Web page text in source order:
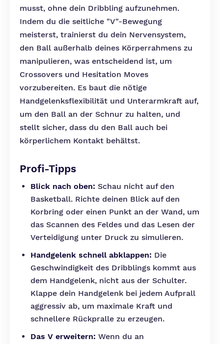
musst, ohne dein Dribbling aufzunehmen.
Indem du die seitliche "V"-Bewegung
meisterst, trainierst du dein Nervensystem,
den Ball außerhalb deines Körperrahmens zu
manipulieren, was entscheidend ist, um
Crossovers und Hesitation Moves
vorzubereiten. Es baut die nötige
Handgelenksflexibilität und Unterarmkraft auf,
um den Ball an der Schnur zu halten, und
stellt sicher, dass du den Ball auch bei
körperlichem Kontakt behältst.
Profi-Tipps
Blick nach oben: Schau nicht auf den
Basketball. Richte deinen Blick auf den
Korbring oder einen Punkt an der Wand, um
das Scannen des Feldes und das Lesen der
Verteidigung unter Druck zu simulieren.
Handgelenk schnell abklappen: Die
Geschwindigkeit des Dribblings kommt aus
dem Handgelenk, nicht aus der Schulter.
Klappe dein Handgelenk bei jedem Aufprall
aggressiv ab, um maximale Kraft und
schnellere Rückpralle zu erzeugen.
Das V erweitern: Wenn du an